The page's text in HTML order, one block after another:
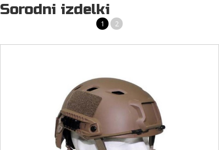
Sorodni izdelki
1 2
Čelada je oblazinjena, ima ježke za pritrditev oznak in nastavke za
pritrditev opreme (za nočno opozavanje).
69,60 €